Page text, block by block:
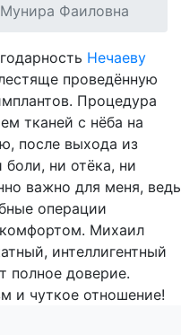
Фактор Улыбки
Фаиловна
Нечаеву
проведённую
Процедура
тканей с нёба на
после выхода из
боли, ни отёка, ни
важно для меня, ведь
операции
Михаил
интеллигентный
полное доверие.
и чуткое отношение!